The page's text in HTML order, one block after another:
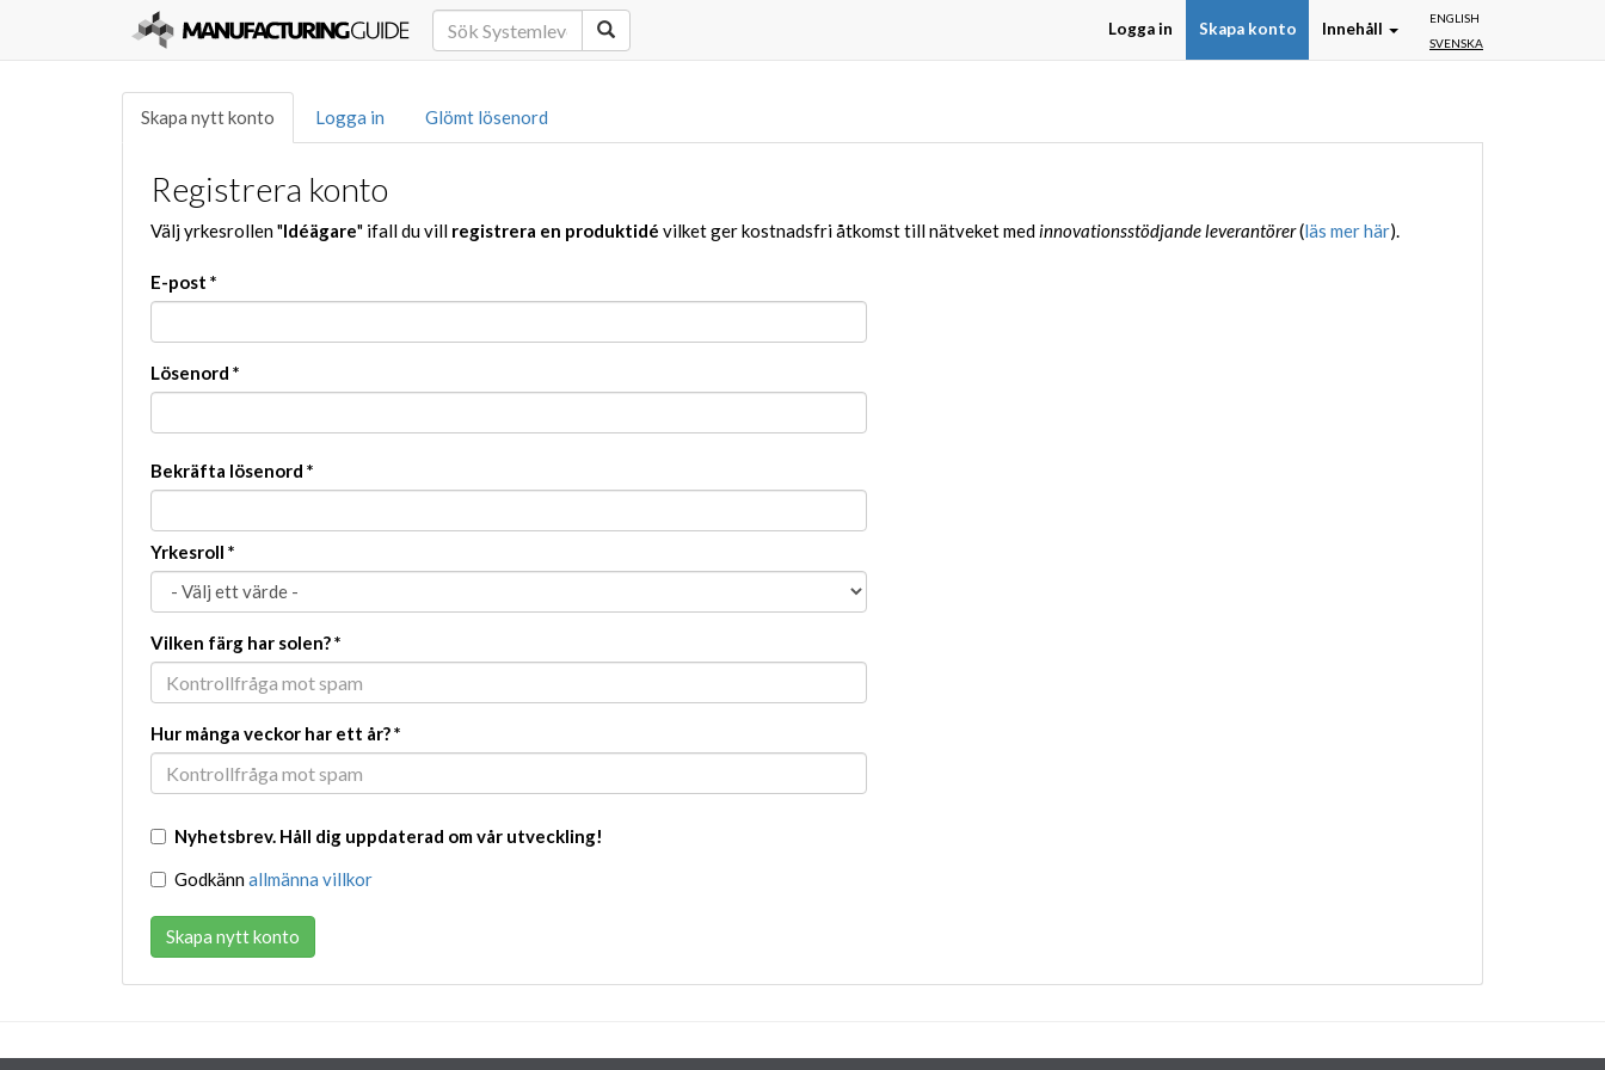
ENGLISH
SVENSKA
Logga in Skapa konto Innehåll
Skapa nytt konto Logga in Glömt lösenord
Registrera konto
Välj yrkesrollen "Idéägare" ifall du vill registrera en produktidé vilket ger kostnadsfri åtkomst till nätveket medinnovationsstödjande leverantörer(läs mer här).
E-post *
Lösenord *
Bekräfta lösenord *
Yrkesroll *
Vilken färg har solen?*
Hur många veckor har ett år?*
Nyhetsbrev. Håll dig uppdaterad om vår utveckling!
Godkännallmänna villkor
Skapa nytt konto